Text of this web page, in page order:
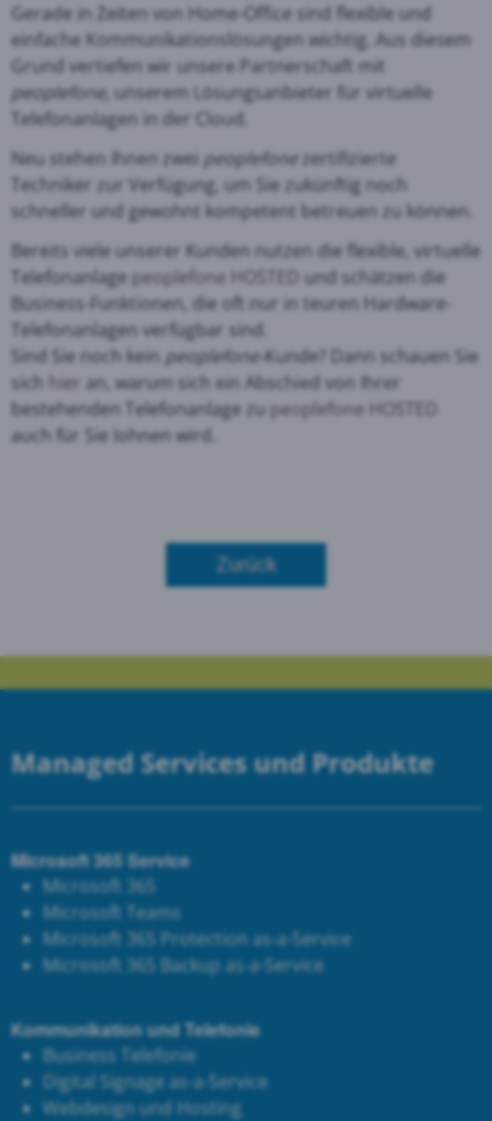
Gerade in Zeiten von Home-Office sind flexible und
einfache Kommunikationslösungen wichtig. Aus diesem
Grund vertiefen wir unsere Partnerschaft mit
peoplefone, unserem Lösungsanbieter für virtuelle
Telefonanlagen in der Cloud.
Neu stehen Ihnen zwei peoplefone zertifizierte
Techniker zur Verfügung, um Sie zukünftig noch
schneller und gewohnt kompetent betreuen zu können.
Bereits viele unserer Kunden nutzen die flexible, virtuelle
Telefonanlage peoplefone HOSTED
und schätzen die
Business-Funktionen, die oft nur in teuren Hardware-
Telefonanlagen verfügbar sind.
Sind Sie noch kein peoplefone-Kunde? Dann schauen Sie
sich hier an, warum sich ein Abschied von Ihrer
bestehenden Telefonanlage zu peoplefone HOSTED
auch für Sie lohnen wird.
Zurück
Managed Services und Produkte
Microsoft 365 Service
Microsoft 365
Microsoft Teams
Microsoft 365 Protection as-a-Service
Microsoft 365 Backup as-a-Service
Kommunikation und Telefonie
Business Telefonie
Digital Signage as-a-Service
Webdesign und Hosting